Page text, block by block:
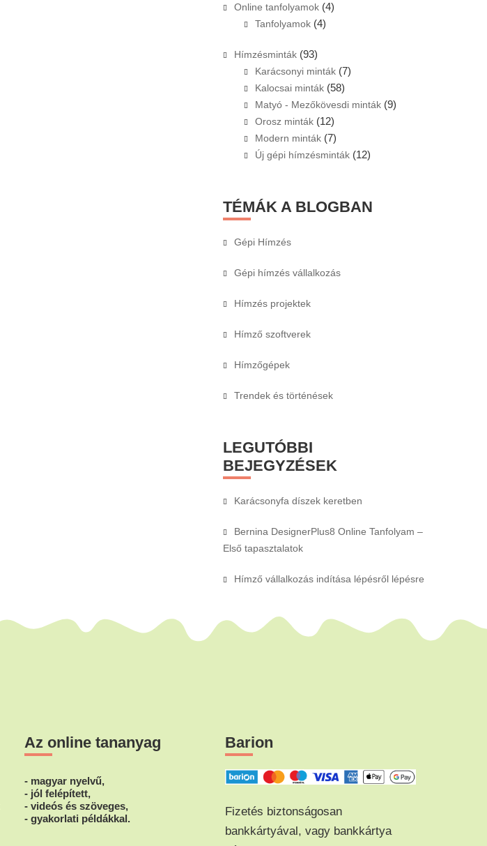
Online tanfolyamok (4)
Tanfolyamok (4)
Hímzésminták (93)
Karácsonyi minták (7)
Kalocsai minták (58)
Matyó - Mezőkövesdi minták (9)
Orosz minták (12)
Modern minták (7)
Új gépi hímzésminták (12)
TÉMÁK A BLOGBAN
Gépi Hímzés
Gépi hímzés vállalkozás
Hímzés projektek
Hímző szoftverek
Hímzőgépek
Trendek és történések
LEGUTÓBBI
BEJEGYZÉSEK
Karácsonyfa díszek keretben
Bernina DesignerPlus8 Online Tanfolyam –
Első tapasztalatok
Hímző vállalkozás indítása lépésről lépésre
Az online tananyag
- magyar nyelvű,
- jól felépített,
- videós és szöveges,
- gyakorlati példákkal.
Barion
Fizetés biztonságosan
bankkártyával, vagy bankkártya